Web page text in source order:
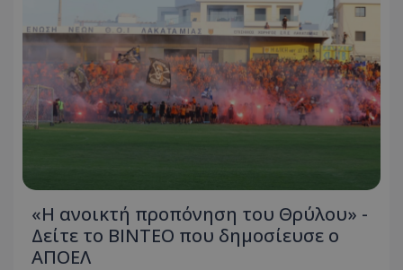
«Η ανοικτή προπόνηση του Θρύλου» -
Δείτε το ΒΙΝΤΕΟ που δημοσίευσε ο
ΑΠΟΕΛ